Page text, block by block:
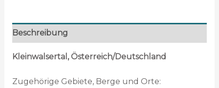
Beschreibung
Kleinwalsertal, Österreich/Deutschland
Zugehörige Gebiete, Berge und Orte: